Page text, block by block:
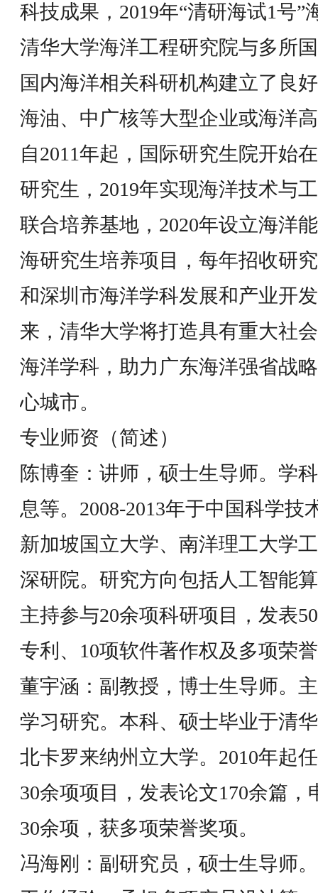
科技成果，2019年“清研海试1号
清华大学海洋工程研究院与多所
国内海洋相关科研机构建立了良
海油、中广核等大型企业或海洋
自2011年起，国际研究生院开始
研究生，2019年实现海洋技术与
联合培养基地，2020年设立海洋
海研究生培养项目，每年招收研
和深圳市海洋学科发展和产业开
来，清华大学将打造具有重大社
海洋学科，助力广东海洋强省战
心城市。
专业师资（简述）
陈博奎：讲师，硕士生导师。学
息等。2008-2013年于中国科学技
新加坡国立大学、南洋理工大学
深研院。研究方向包括人工智能
主持参与20余项科研项目，发表
专利、10项软件著作权及多项荣
董宇涵：副教授，博士生导师。
学习研究。本科、硕士毕业于清
北卡罗来纳州立大学。2010年起
30余项项目，发表论文170余篇，
30余项，获多项荣誉奖项。
冯海刚：副研究员，硕士生导师